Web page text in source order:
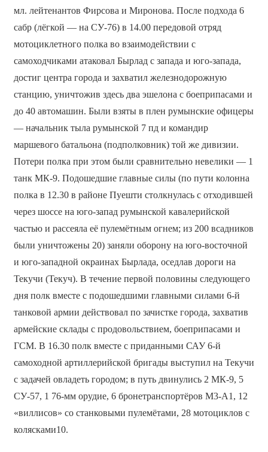
мл. лейтенантов Фирсова и Миронова. После подхода 6
сабр (лёгкой — на СУ-76) в 14.00 передовой отряд
мотоциклетного полка во взаимодействии с
самоходчиками атаковал Бырлад с запада и юго-запада,
достиг центра города и захватил железнодорожную
станцию, уничтожив здесь два эшелона с боеприпасами и
до 40 автомашин. Были взяты в плен румынские офицеры
— начальник тыла румынской 7 пд и командир
маршевого батальона (подполковник) той же дивизии.
Потери полка при этом были сравнительно невелики — 1
танк МК-9. Подошедшие главные силы (по пути колонна
полка в 12.30 в районе Пуешти столкнулась с отходившей
через шоссе на юго-запад румынской кавалерийской
частью и рассеяла её пулемётным огнем; из 200 всадников
были уничтожены 20) заняли оборону на юго-восточной
и юго-западной окраинах Бырлада, оседлав дороги на
Текучи (Текуч). В течение первой половины следующего
дня полк вместе с подошедшими главными силами 6-й
танковой армии действовал по зачистке города, захватив
армейские склады с продовольствием, боеприпасами и
ГСМ. В 16.30 полк вместе с приданными САУ 6-й
самоходной артиллерийской бригады выступил на Текучи
с задачей овладеть городом; в путь двинулись 2 МК-9, 5
СУ-57, 1 76-мм орудие, 6 бронетранспортёров М3-А1, 12
«виллисов» со станковыми пулемётами, 28 мотоциклов с
колясками10.